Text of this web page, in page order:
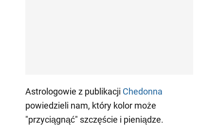
Astrologowie z publikacji Сhedonna
powiedzieli nam, który kolor może
"przyciągnąć" szczęście i pieniądze.